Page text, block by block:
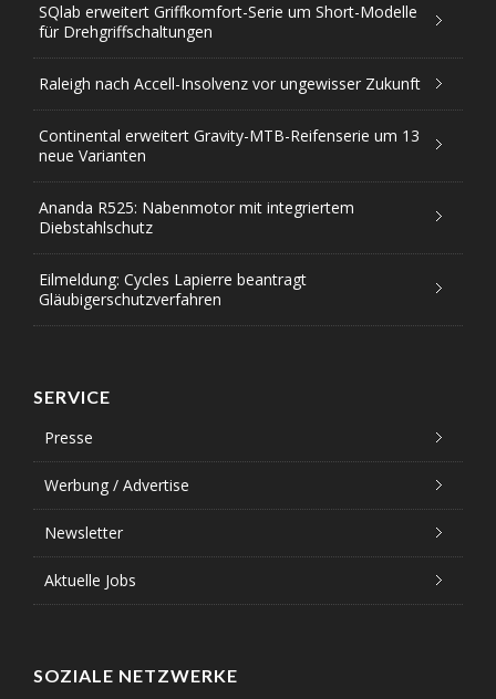
SQlab erweitert Griffkomfort-Serie um Short-Modelle
für Drehgriffschaltungen
Raleigh nach Accell-Insolvenz vor ungewisser Zukunft
Continental erweitert Gravity-MTB-Reifenserie um 13
neue Varianten
Ananda R525: Nabenmotor mit integriertem
Diebstahlschutz
Eilmeldung: Cycles Lapierre beantragt
Gläubigerschutzverfahren
SERVICE
Presse
Werbung / Advertise
Newsletter
Aktuelle Jobs
SOZIALE NETZWERKE